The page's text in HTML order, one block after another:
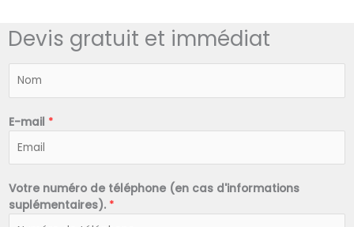
Devis gratuit et immédiat
*
E-mail *
Votre numéro de téléphone (en cas d'informations
suplémentaires). *